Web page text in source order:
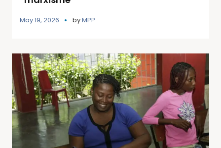
May 19, 2026 byMPP